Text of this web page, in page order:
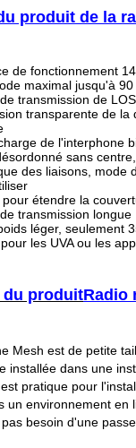
produit de la
de fonctionnement
maximal jusqu'à
transmission de
transparente de la
de l'interphone
sans
des liaisons, mode
pour étendre la
transmission longue
léger, seulement
les UVA ou les
du produitRadio
Mesh est de petite
installée dans une
pratique pour
un environnement en
besoin d'une